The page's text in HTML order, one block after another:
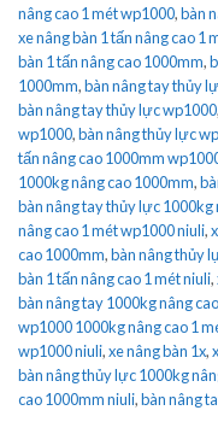
nâng cao 1 mét wp1000,bàn
xe nâng bàn 1 tấn nâng cao 1
bàn 1 tấn nâng cao 1000mm,
1000mm,bàn nâng tay thủy
bàn nâng tay thủy lực wp1000,
wp1000,bàn nâng thủy lực
tấn nâng cao 1000mm
1000kg nâng cao 1000mm,
bàn nâng tay thủy lực
nâng cao 1 mét wp1000 niuli,
cao 1000mm,bàn nâng thủy
bàn 1 tấn nâng cao 1 mét niuli,
bàn nâng tay 1000kg nâng
wp1000 1000kg nâng cao 1
wp1000 niuli,xe nâng bàn 1x,
bàn nâng thủy lực 1000kg
cao 1000mm niuli,bàn nâng